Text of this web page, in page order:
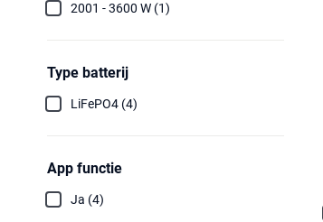
2001 - 3600 W (1)
Type batterij
LiFePO4 (4)
App functie
Ja (4)